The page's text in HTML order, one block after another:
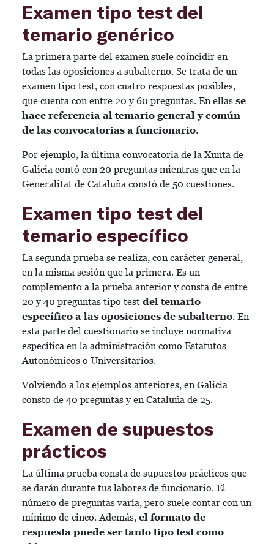
Examen tipo test del
temario genérico
La primera parte del examen suele coincidir en
todas las oposiciones a subalterno. Se trata de un
examen tipo test, con cuatro respuestas posibles,
que cuenta con entre 20 y 60 preguntas. En ellas se
hace referencia al temario general y común
de las convocatorias a funcionario.
Por ejemplo, la última convocatoria de la Xunta de
Galicia contó con 20 preguntas mientras que en la
Generalitat de Cataluña constó de 50 cuestiones.
Examen tipo test del
temario específico
La segunda prueba se realiza, con carácter general,
en la misma sesión que la primera. Es un
complemento a la prueba anterior y consta de entre
20 y 40 preguntas tipo test del temario
específico a las oposiciones de subalterno. En
esta parte del cuestionario se incluye normativa
específica en la administración como Estatutos
Autonómicos o Universitarios.
Volviendo a los ejemplos anteriores, en Galicia
consto de 40 preguntas y en Cataluña de 25.
Examen de supuestos
prácticos
La última prueba consta de supuestos prácticos que
se darán durante tus labores de funcionario. El
número de preguntas varía, pero suele contar con un
mínimo de cinco. Además, el formato de
respuesta puede ser tanto tipo test como